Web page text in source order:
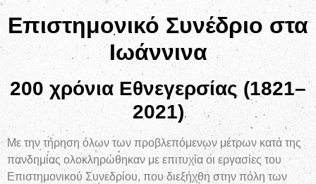
Επιστημονικό Συνέδριο στα
Ιωάννινα
200 χρόνια Εθνεγερσίας (1821–
2021)
Με την τήρηση όλων των προβλεπόμενων μέτρων κατά της
πανδημίας ολοκληρώθηκαν με επιτυχία οι εργασίες του
Επιστημονικού Συνεδρίου, που διεξήχθη στην πόλη των